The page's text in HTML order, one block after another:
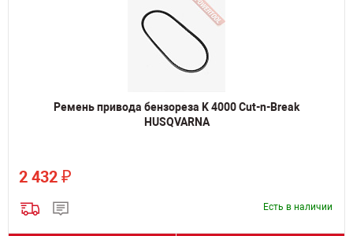
Ремень привода бензореза K 4000 Cut-n-Break
HUSQVARNA
2 432 ₽
Есть в наличии